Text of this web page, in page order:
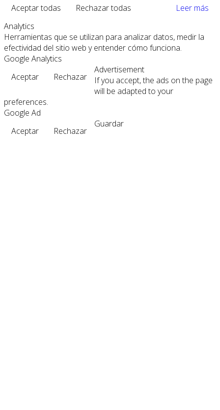
Aceptar todas
Rechazar todas
Leer más
Analytics
Herramientas que se utilizan para analizar datos, medir la
efectividad del sitio web y entender cómo funciona.
Google Analytics
Aceptar
Rechazar
Advertisement
If you accept, the ads on the page
will be adapted to your
preferences.
Google Ad
Aceptar
Rechazar
Guardar